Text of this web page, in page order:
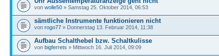
von wolle50 » Samstag 25. Oktober 2014, 06:53
sämtliche Instrumente funktionieren nicht
von rogo77 » Donnerstag 13. Februar 2014, 11:38
Aufbau Schalthebel bzw. Schaltkulisse
von bigferrets » Mittwoch 16. Juli 2014, 09:09